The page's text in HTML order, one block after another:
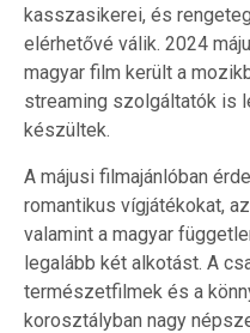
kasszasikerei, és
elérhetővé válik. 2024
magyar film került a
streaming szolgáltatók is
készültek.
A májusi filmajánlóban
romantikus vígjátékokat,
valamint a magyar
legalább két alkotást. A
természetfilmek és a
korosztályban nagy